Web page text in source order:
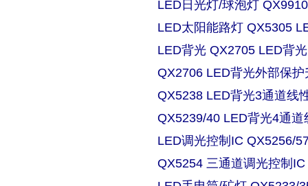
LED日光灯/球泡灯
LED太阳能路灯 QX5305
LED背光 QX2705 LED背
QX2706 LED背光外部保
QX5238 LED背光3通道线
QX5239/40 LED背光4通
LED调光控制IC QX5256/
QX5254 三通道调光控制